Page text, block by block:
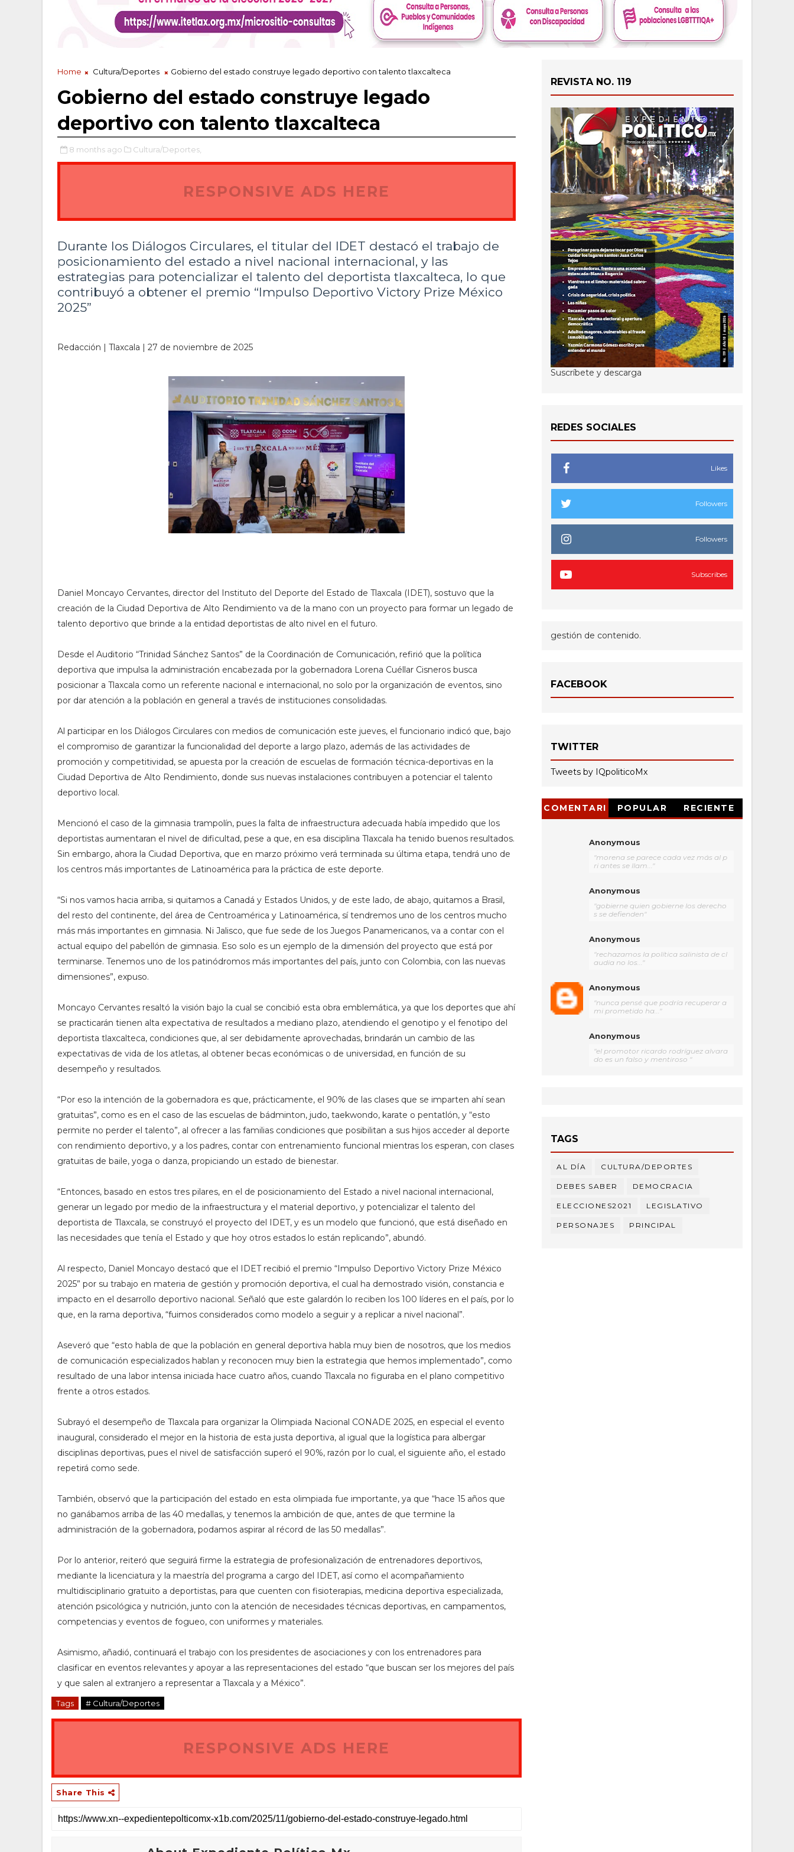
Home Cultura/Deportes Gobierno del estado construye legado deportivo con talento tlaxcalteca
Gobierno del estado construye legado
deportivo con talento tlaxcalteca
8 months ago Cultura/Deportes,
RESPONSIVE ADS HERE
Durante los Diálogos Circulares, el titular del IDET destacó el trabajo de
posicionamiento del estado a nivel nacional internacional, y las
estrategias para potencializar el talento del deportista tlaxcalteca, lo que
contribuyó a obtener el premio “Impulso Deportivo Victory Prize México
2025”
Redacción | Tlaxcala | 27 de noviembre de 2025
Daniel Moncayo Cervantes, director del Instituto del Deporte del Estado de Tlaxcala (IDET), sostuvo que la
creación de la Ciudad Deportiva de Alto Rendimiento va de la mano con un proyecto para formar un legado de
talento deportivo que brinde a la entidad deportistas de alto nivel en el futuro.
Desde el Auditorio “Trinidad Sánchez Santos” de la Coordinación de Comunicación, refirió que la política
deportiva que impulsa la administración encabezada por la gobernadora Lorena Cuéllar Cisneros busca
posicionar a Tlaxcala como un referente nacional e internacional, no solo por la organización de eventos, sino
por dar atención a la población en general a través de instituciones consolidadas.
Al participar en los Diálogos Circulares con medios de comunicación este jueves, el funcionario indicó que, bajo
el compromiso de garantizar la funcionalidad del deporte a largo plazo, además de las actividades de
promoción y competitividad, se apuesta por la creación de escuelas de formación técnica-deportivas en la
Ciudad Deportiva de Alto Rendimiento, donde sus nuevas instalaciones contribuyen a potenciar el talento
deportivo local.
Mencionó el caso de la gimnasia trampolín, pues la falta de infraestructura adecuada había impedido que los
deportistas aumentaran el nivel de dificultad, pese a que, en esa disciplina Tlaxcala ha tenido buenos resultados.
Sin embargo, ahora la Ciudad Deportiva, que en marzo próximo verá terminada su última etapa, tendrá uno de
los centros más importantes de Latinoamérica para la práctica de este deporte.
“Si nos vamos hacia arriba, si quitamos a Canadá y Estados Unidos, y de este lado, de abajo, quitamos a Brasil,
del resto del continente, del área de Centroamérica y Latinoamérica, sí tendremos uno de los centros mucho
más más importantes en gimnasia. Ni Jalisco, que fue sede de los Juegos Panamericanos, va a contar con el
actual equipo del pabellón de gimnasia. Eso solo es un ejemplo de la dimensión del proyecto que está por
terminarse. Tenemos uno de los patinódromos más importantes del país, junto con Colombia, con las nuevas
dimensiones”, expuso.
Moncayo Cervantes resaltó la visión bajo la cual se concibió esta obra emblemática, ya que los deportes que ahí
se practicarán tienen alta expectativa de resultados a mediano plazo, atendiendo el genotipo y el fenotipo del
deportista tlaxcalteca, condiciones que, al ser debidamente aprovechadas, brindarán un cambio de las
expectativas de vida de los atletas, al obtener becas económicas o de universidad, en función de su
desempeño y resultados.
“Por eso la intención de la gobernadora es que, prácticamente, el 90% de las clases que se imparten ahí sean
gratuitas”, como es en el caso de las escuelas de bádminton, judo, taekwondo, karate o pentatlón, y “esto
permite no perder el talento”, al ofrecer a las familias condiciones que posibilitan a sus hijos acceder al deporte
con rendimiento deportivo, y a los padres, contar con entrenamiento funcional mientras los esperan, con clases
gratuitas de baile, yoga o danza, propiciando un estado de bienestar.
“Entonces, basado en estos tres pilares, en el de posicionamiento del Estado a nivel nacional internacional,
generar un legado por medio de la infraestructura y el material deportivo, y potencializar el talento del
deportista de Tlaxcala, se construyó el proyecto del IDET, y es un modelo que funcionó, que está diseñado en
las necesidades que tenía el Estado y que hoy otros estados lo están replicando”, abundó.
Al respecto, Daniel Moncayo destacó que el IDET recibió el premio “Impulso Deportivo Victory Prize México
2025” por su trabajo en materia de gestión y promoción deportiva, el cual ha demostrado visión, constancia e
impacto en el desarrollo deportivo nacional. Señaló que este galardón lo reciben los 100 líderes en el país, por lo
que, en la rama deportiva, “fuimos considerados como modelo a seguir y a replicar a nivel nacional”.
Aseveró que “esto habla de que la población en general deportiva habla muy bien de nosotros, que los medios
de comunicación especializados hablan y reconocen muy bien la estrategia que hemos implementado”, como
resultado de una labor intensa iniciada hace cuatro años, cuando Tlaxcala no figuraba en el plano competitivo
frente a otros estados.
Subrayó el desempeño de Tlaxcala para organizar la Olimpiada Nacional CONADE 2025, en especial el evento
inaugural, considerado el mejor en la historia de esta justa deportiva, al igual que la logística para albergar
disciplinas deportivas, pues el nivel de satisfacción superó el 90%, razón por lo cual, el siguiente año, el estado
repetirá como sede.
También, observó que la participación del estado en esta olimpiada fue importante, ya que “hace 15 años que
no ganábamos arriba de las 40 medallas, y tenemos la ambición de que, antes de que termine la
administración de la gobernadora, podamos aspirar al récord de las 50 medallas”.
Por lo anterior, reiteró que seguirá firme la estrategia de profesionalización de entrenadores deportivos,
mediante la licenciatura y la maestría del programa a cargo del IDET, así como el acompañamiento
multidisciplinario gratuito a deportistas, para que cuenten con fisioterapias, medicina deportiva especializada,
atención psicológica y nutrición, junto con la atención de necesidades técnicas deportivas, en campamentos,
competencias y eventos de fogueo, con uniformes y materiales.
Asimismo, añadió, continuará el trabajo con los presidentes de asociaciones y con los entrenadores para
clasificar en eventos relevantes y apoyar a las representaciones del estado “que buscan ser los mejores del país
y que salen al extranjero a representar a Tlaxcala y a México”.
Tags # Cultura/Deportes
RESPONSIVE ADS HERE
Share This
REVISTA NO. 119
Suscríbete y descarga
REDES SOCIALES
Likes
Followers
Followers
Subscribes
gestión de contenido.
FACEBOOK
TWITTER
Tweets by IQpoliticoMx
COMENTARI
POPULAR RECIENTE
Anonymous
"morena se parece cada vez más al p
ri antes se llam..."
Anonymous
"gobierne quien gobierne los derecho
s se defienden"
Anonymous
"rechazamos la política salinista de cl
audia no los..."
Anonymous
"nunca pensé que podría recuperar a
mi prometido ha..."
Anonymous
"el promotor ricardo rodríguez alvara
do es un falso y mentiroso "
TAGS
AL DÍA CULTURA/DEPORTES
DEBES SABER DEMOCRACIA
ELECCIONES2021 LEGISLATIVO
PERSONAJES PRINCIPAL